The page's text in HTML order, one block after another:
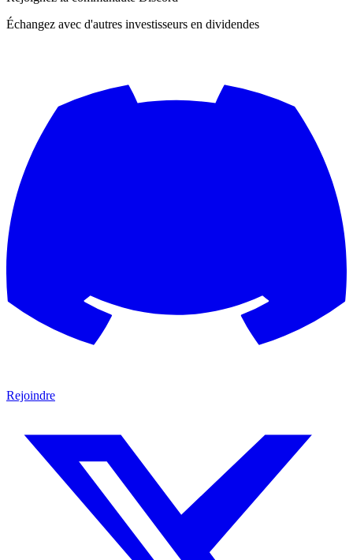
Échangez avec d'autres investisseurs en dividendes
Rejoindre